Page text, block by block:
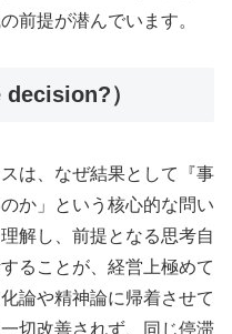
前提が潜んでいます。
）
は、なぜ結果として『事
か」という核心的な問い
解し、前提となる思考自
ることが、経営上極めて
論や精神論に帰着させて
切改善されず、同じ停滞